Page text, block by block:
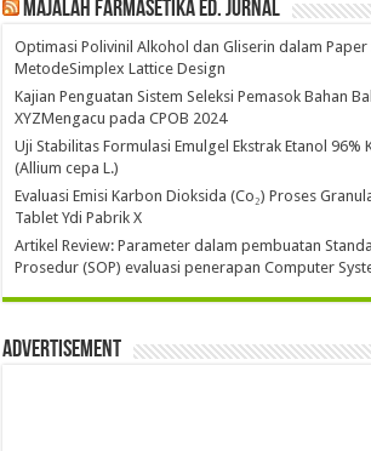
Majalah Farmasetika Ed. Jurnal
Optimasi Polivinil Alkohol dan Gliserin dalam
MetodeSimplex Lattice Design
Kajian Penguatan Sistem Seleksi Pemasok Bahan
XYZMengacu pada CPOB 2024
Uji Stabilitas Formulasi Emulgel Ekstrak Etanol 96%
(Allium cepa L.)
Evaluasi Emisi Karbon Dioksida (Co₂) Proses
Tablet Ydi Pabrik X
Artikel Review: Parameter dalam pembuatan
Prosedur (SOP) evaluasi penerapan Computer
Advertisement